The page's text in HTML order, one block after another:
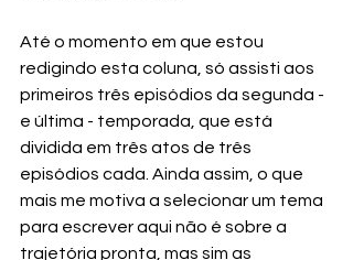
Até o momento em que estou
redigindo esta coluna, só assisti aos
primeiros três episódios da segunda -
e última - temporada, que está
dividida em três atos de três
episódios cada. Ainda assim, o que
mais me motiva a selecionar um tema
para escrever aqui não é sobre a
trajetória pronta, mas sim as